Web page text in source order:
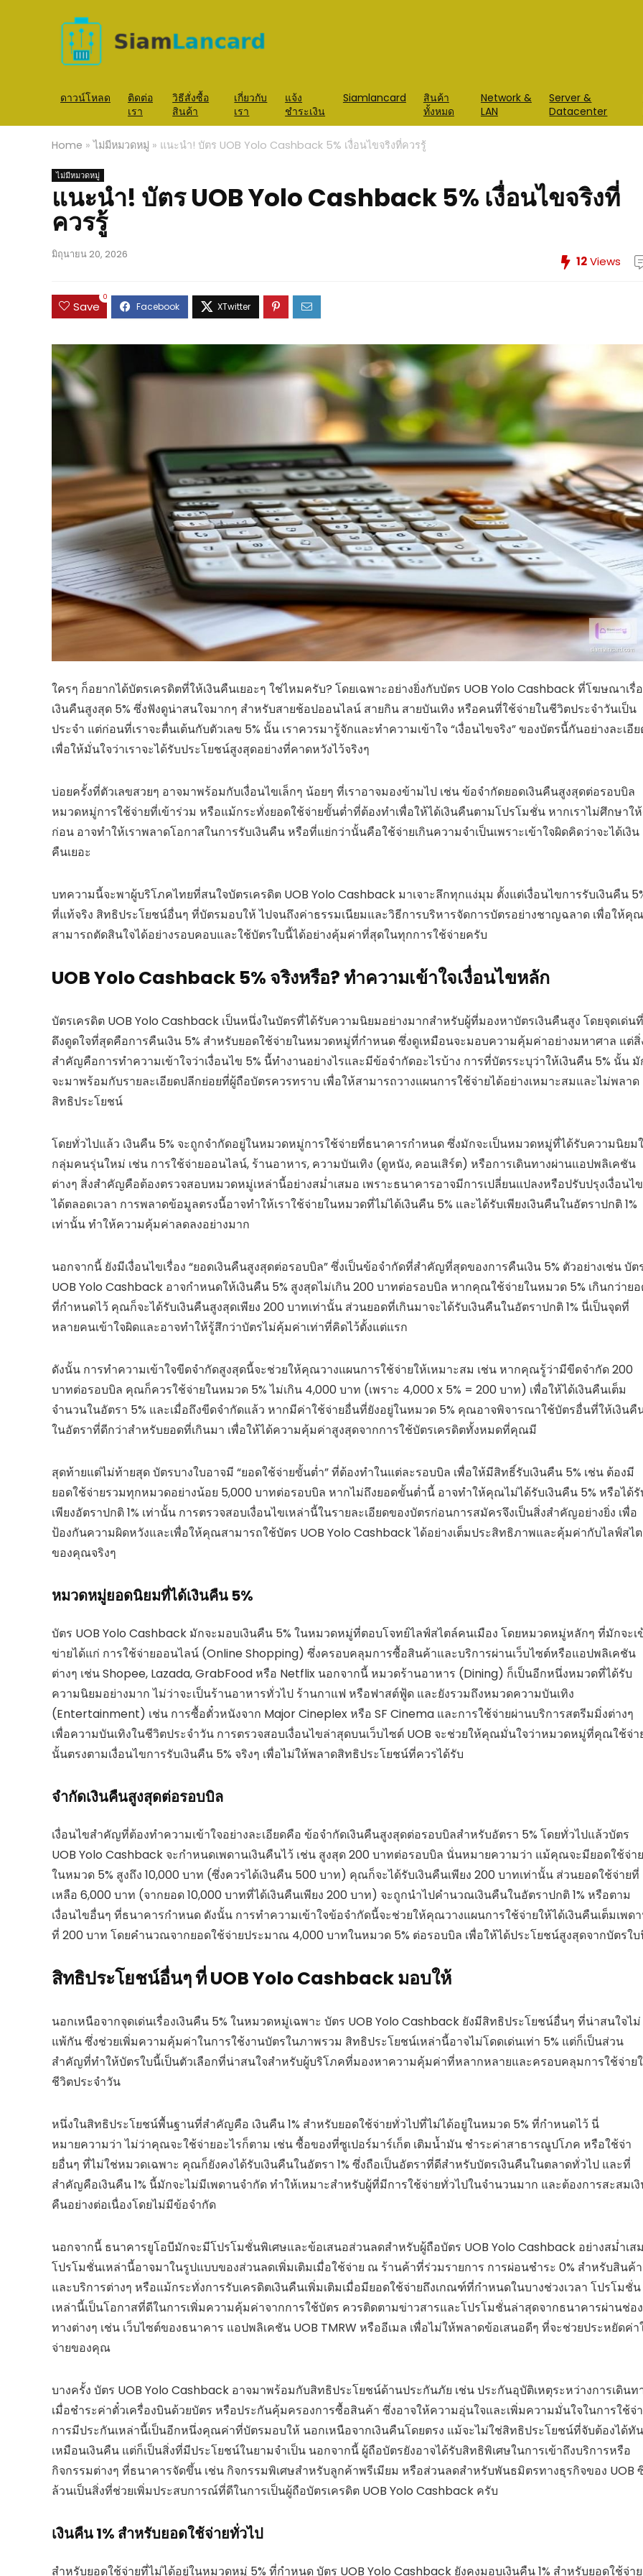
ดาวน์โหลด
ติดต่อ
เรา
วิธีสั่งซื้อ
สินค้า
เกี่ยวกับ
เรา
แจ้ง
ชำระเงิน
Siamlancard
สินค้า
ทั้งหมด
Network &
LAN
Server &
Datacenter
Home »ไม่มีหมวดหมู่ » แนะนำ! บัตร UOB Yolo Cashback 5% เงื่อนไขจริงที่ควรรู้
ไม่มีหมวดหมู่
แนะนำ! บัตร UOB Yolo Cashback 5% เงื่อนไขจริงที่
ควรรู้
มิถุนายน 20, 2026 12Views
Save
0
ใครๆ ก็อยากได้บัตรเครดิตที่ให้เงินคืนเยอะๆ ใช่ไหมครับ? โดยเฉพาะอย่างยิ่งกับบัตร UOB Yolo Cashback ที่โฆษณาเรื่
เงินคืนสูงสุด 5% ซึ่งฟังดูน่าสนใจมากๆ สำหรับสายช้อปออนไลน์ สายกิน สายบันเทิง หรือคนที่ใช้จ่ายในชีวิตประจำวันเป็น
ประจำ แต่ก่อนที่เราจะตื่นเต้นกับตัวเลข 5% นั้น เราควรมารู้จักและทำความเข้าใจ “เงื่อนไขจริง” ของบัตรนี้กันอย่างละเอี
เพื่อให้มั่นใจว่าเราจะได้รับประโยชน์สูงสุดอย่างที่คาดหวังไว้จริงๆ
บ่อยครั้งที่ตัวเลขสวยๆ อาจมาพร้อมกับเงื่อนไขเล็กๆ น้อยๆ ที่เราอาจมองข้ามไป เช่น ข้อจำกัดยอดเงินคืนสูงสุดต่อรอบบิล
หมวดหมู่การใช้จ่ายที่เข้าร่วม หรือแม้กระทั่งยอดใช้จ่ายขั้นต่ำที่ต้องทำเพื่อให้ได้เงินคืนตามโปรโมชั่น หากเราไม่ศึกษาใ
ก่อน อาจทำให้เราพลาดโอกาสในการรับเงินคืน หรือที่แย่กว่านั้นคือใช้จ่ายเกินความจำเป็นเพราะเข้าใจผิดคิดว่าจะได้เงิน
คืนเยอะ
บทความนี้จะพาผู้บริโภคไทยที่สนใจบัตรเครดิต UOB Yolo Cashback มาเจาะลึกทุกแง่มุม ตั้งแต่เงื่อนไขการรับเงินคืน
ที่แท้จริง สิทธิประโยชน์อื่นๆ ที่บัตรมอบให้ ไปจนถึงค่าธรรมเนียมและวิธีการบริหารจัดการบัตรอย่างชาญฉลาด เพื่อให้คุณ
สามารถตัดสินใจได้อย่างรอบคอบและใช้บัตรใบนี้ได้อย่างคุ้มค่าที่สุดในทุกการใช้จ่ายครับ
UOB Yolo Cashback 5% จริงหรือ? ทำความเข้าใจเงื่อนไขหลัก
บัตรเครดิต UOB Yolo Cashback เป็นหนึ่งในบัตรที่ได้รับความนิยมอย่างมากสำหรับผู้ที่มองหาบัตรเงินคืนสูง โดยจุดเด่นที่
ดึงดูดใจที่สุดคือการคืนเงิน 5% สำหรับยอดใช้จ่ายในหมวดหมู่ที่กำหนด ซึ่งดูเหมือนจะมอบความคุ้มค่าอย่างมหาศาล แต่สิ่
สำคัญคือการทำความเข้าใจว่าเงื่อนไข 5% นี้ทำงานอย่างไรและมีข้อจำกัดอะไรบ้าง การที่บัตรระบุว่าให้เงินคืน 5% นั้น มั
จะมาพร้อมกับรายละเอียดปลีกย่อยที่ผู้ถือบัตรควรทราบ เพื่อให้สามารถวางแผนการใช้จ่ายได้อย่างเหมาะสมและไม่พลาด
สิทธิประโยชน์
โดยทั่วไปแล้ว เงินคืน 5% จะถูกจำกัดอยู่ในหมวดหมู่การใช้จ่ายที่ธนาคารกำหนด ซึ่งมักจะเป็นหมวดหมู่ที่ได้รับความนิยม
กลุ่มคนรุ่นใหม่ เช่น การใช้จ่ายออนไลน์, ร้านอาหาร, ความบันเทิง (ดูหนัง, คอนเสิร์ต) หรือการเดินทางผ่านแอปพลิเคชัน
ต่างๆ สิ่งสำคัญคือต้องตรวจสอบหมวดหมู่เหล่านี้อย่างสม่ำเสมอ เพราะธนาคารอาจมีการเปลี่ยนแปลงหรือปรับปรุงเงื่อนไข
ได้ตลอดเวลา การพลาดข้อมูลตรงนี้อาจทำให้เราใช้จ่ายในหมวดที่ไม่ได้เงินคืน 5% และได้รับเพียงเงินคืนในอัตราปกติ 1%
เท่านั้น ทำให้ความคุ้มค่าลดลงอย่างมาก
นอกจากนี้ ยังมีเงื่อนไขเรื่อง “ยอดเงินคืนสูงสุดต่อรอบบิล” ซึ่งเป็นข้อจำกัดที่สำคัญที่สุดของการคืนเงิน 5% ตัวอย่างเช่น บัต
UOB Yolo Cashback อาจกำหนดให้เงินคืน 5% สูงสุดไม่เกิน 200 บาทต่อรอบบิล หากคุณใช้จ่ายในหมวด 5% เกินกว่าย
ที่กำหนดไว้ คุณก็จะได้รับเงินคืนสูงสุดเพียง 200 บาทเท่านั้น ส่วนยอดที่เกินมาจะได้รับเงินคืนในอัตราปกติ 1% นี่เป็นจุดที่
หลายคนเข้าใจผิดและอาจทำให้รู้สึกว่าบัตรไม่คุ้มค่าเท่าที่คิดไว้ตั้งแต่แรก
ดังนั้น การทำความเข้าใจขีดจำกัดสูงสุดนี้จะช่วยให้คุณวางแผนการใช้จ่ายให้เหมาะสม เช่น หากคุณรู้ว่ามีขีดจำกัด 200
บาทต่อรอบบิล คุณก็ควรใช้จ่ายในหมวด 5% ไม่เกิน 4,000 บาท (เพราะ 4,000 x 5% = 200 บาท) เพื่อให้ได้เงินคืนเต็ม
จำนวนในอัตรา 5% และเมื่อถึงขีดจำกัดแล้ว หากมีค่าใช้จ่ายอื่นที่ยังอยู่ในหมวด 5% คุณอาจพิจารณาใช้บัตรอื่นที่ให้เงินคื
ในอัตราที่ดีกว่าสำหรับยอดที่เกินมา เพื่อให้ได้ความคุ้มค่าสูงสุดจากการใช้บัตรเครดิตทั้งหมดที่คุณมี
สุดท้ายแต่ไม่ท้ายสุด บัตรบางใบอาจมี “ยอดใช้จ่ายขั้นต่ำ” ที่ต้องทำในแต่ละรอบบิล เพื่อให้มีสิทธิ์รับเงินคืน 5% เช่น ต้องมี
ยอดใช้จ่ายรวมทุกหมวดอย่างน้อย 5,000 บาทต่อรอบบิล หากไม่ถึงยอดขั้นต่ำนี้ อาจทำให้คุณไม่ได้รับเงินคืน 5% หรือได้รั
เพียงอัตราปกติ 1% เท่านั้น การตรวจสอบเงื่อนไขเหล่านี้ในรายละเอียดของบัตรก่อนการสมัครจึงเป็นสิ่งสำคัญอย่างยิ่ง เพื่อ
ป้องกันความผิดหวังและเพื่อให้คุณสามารถใช้บัตร UOB Yolo Cashback ได้อย่างเต็มประสิทธิภาพและคุ้มค่ากับไลฟ์สไ
ของคุณจริงๆ
หมวดหมู่ยอดนิยมที่ได้เงินคืน 5%
บัตร UOB Yolo Cashback มักจะมอบเงินคืน 5% ในหมวดหมู่ที่ตอบโจทย์ไลฟ์สไตล์คนเมือง โดยหมวดหมู่หลักๆ ที่มักจะเ
ข่ายได้แก่ การใช้จ่ายออนไลน์ (Online Shopping) ซึ่งครอบคลุมการซื้อสินค้าและบริการผ่านเว็บไซต์หรือแอปพลิเคชัน
ต่างๆ เช่น Shopee, Lazada, GrabFood หรือ Netflix นอกจากนี้ หมวดร้านอาหาร (Dining) ก็เป็นอีกหนึ่งหมวดที่ได้รับ
ความนิยมอย่างมาก ไม่ว่าจะเป็นร้านอาหารทั่วไป ร้านกาแฟ หรือฟาสต์ฟู้ด และยังรวมถึงหมวดความบันเทิง
(Entertainment) เช่น การซื้อตั๋วหนังจาก Major Cineplex หรือ SF Cinema และการใช้จ่ายผ่านบริการสตรีมมิ่งต่างๆ
เพื่อความบันเทิงในชีวิตประจำวัน การตรวจสอบเงื่อนไขล่าสุดบนเว็บไซต์ UOB จะช่วยให้คุณมั่นใจว่าหมวดหมู่ที่คุณใช้จ่า
นั้นตรงตามเงื่อนไขการรับเงินคืน 5% จริงๆ เพื่อไม่ให้พลาดสิทธิประโยชน์ที่ควรได้รับ
จำกัดเงินคืนสูงสุดต่อรอบบิล
เงื่อนไขสำคัญที่ต้องทำความเข้าใจอย่างละเอียดคือ ข้อจำกัดเงินคืนสูงสุดต่อรอบบิลสำหรับอัตรา 5% โดยทั่วไปแล้วบัตร
UOB Yolo Cashback จะกำหนดเพดานเงินคืนไว้ เช่น สูงสุด 200 บาทต่อรอบบิล นั่นหมายความว่า แม้คุณจะมียอดใช้จ่าย
ในหมวด 5% สูงถึง 10,000 บาท (ซึ่งควรได้เงินคืน 500 บาท) คุณก็จะได้รับเงินคืนเพียง 200 บาทเท่านั้น ส่วนยอดใช้จ่ายที่
เหลือ 6,000 บาท (จากยอด 10,000 บาทที่ได้เงินคืนเพียง 200 บาท) จะถูกนำไปคำนวณเงินคืนในอัตราปกติ 1% หรือตาม
เงื่อนไขอื่นๆ ที่ธนาคารกำหนด ดังนั้น การทำความเข้าใจข้อจำกัดนี้จะช่วยให้คุณวางแผนการใช้จ่ายให้ได้เงินคืนเต็มเพด
ที่ 200 บาท โดยคำนวณจากยอดใช้จ่ายประมาณ 4,000 บาทในหมวด 5% ต่อรอบบิล เพื่อให้ได้ประโยชน์สูงสุดจากบัตรใ
สิทธิประโยชน์อื่นๆ ที่ UOB Yolo Cashback มอบให้
นอกเหนือจากจุดเด่นเรื่องเงินคืน 5% ในหมวดหมู่เฉพาะ บัตร UOB Yolo Cashback ยังมีสิทธิประโยชน์อื่นๆ ที่น่าสนใจไม่
แพ้กัน ซึ่งช่วยเพิ่มความคุ้มค่าในการใช้งานบัตรในภาพรวม สิทธิประโยชน์เหล่านี้อาจไม่โดดเด่นเท่า 5% แต่ก็เป็นส่วน
สำคัญที่ทำให้บัตรใบนี้เป็นตัวเลือกที่น่าสนใจสำหรับผู้บริโภคที่มองหาความคุ้มค่าที่หลากหลายและครอบคลุมการใช้จ่าย
ชีวิตประจำวัน
หนึ่งในสิทธิประโยชน์พื้นฐานที่สำคัญคือ เงินคืน 1% สำหรับยอดใช้จ่ายทั่วไปที่ไม่ได้อยู่ในหมวด 5% ที่กำหนดไว้ นี่
หมายความว่า ไม่ว่าคุณจะใช้จ่ายอะไรก็ตาม เช่น ซื้อของที่ซูเปอร์มาร์เก็ต เติมน้ำมัน ชำระค่าสาธารณูปโภค หรือใช้จ่า
ยอื่นๆ ที่ไม่ใช่หมวดเฉพาะ คุณก็ยังคงได้รับเงินคืนในอัตรา 1% ซึ่งถือเป็นอัตราที่ดีสำหรับบัตรเงินคืนในตลาดทั่วไป และที่
สำคัญคือเงินคืน 1% นี้มักจะไม่มีเพดานจำกัด ทำให้เหมาะสำหรับผู้ที่มีการใช้จ่ายทั่วไปในจำนวนมาก และต้องการสะสมเ
คืนอย่างต่อเนื่องโดยไม่มีข้อจำกัด
นอกจากนี้ ธนาคารยูโอบีมักจะมีโปรโมชั่นพิเศษและข้อเสนอส่วนลดสำหรับผู้ถือบัตร UOB Yolo Cashback อย่างสม่ำเส
โปรโมชั่นเหล่านี้อาจมาในรูปแบบของส่วนลดเพิ่มเติมเมื่อใช้จ่าย ณ ร้านค้าที่ร่วมรายการ การผ่อนชำระ 0% สำหรับสินค้า
และบริการต่างๆ หรือแม้กระทั่งการรับเครดิตเงินคืนเพิ่มเติมเมื่อมียอดใช้จ่ายถึงเกณฑ์ที่กำหนดในบางช่วงเวลา โปรโมชั่น
เหล่านี้เป็นโอกาสที่ดีในการเพิ่มความคุ้มค่าจากการใช้บัตร ควรติดตามข่าวสารและโปรโมชั่นล่าสุดจากธนาคารผ่านช่อง
ทางต่างๆ เช่น เว็บไซต์ของธนาคาร แอปพลิเคชัน UOB TMRW หรืออีเมล เพื่อไม่ให้พลาดข้อเสนอดีๆ ที่จะช่วยประหยัดค่า
จ่ายของคุณ
บางครั้ง บัตร UOB Yolo Cashback อาจมาพร้อมกับสิทธิประโยชน์ด้านประกันภัย เช่น ประกันอุบัติเหตุระหว่างการเดินท
เมื่อชำระค่าตั๋วเครื่องบินด้วยบัตร หรือประกันคุ้มครองการซื้อสินค้า ซึ่งอาจให้ความอุ่นใจและเพิ่มความมั่นใจในการใช้จ่
การมีประกันเหล่านี้เป็นอีกหนึ่งคุณค่าที่บัตรมอบให้ นอกเหนือจากเงินคืนโดยตรง แม้จะไม่ใช่สิทธิประโยชน์ที่จับต้องได้ทั
เหมือนเงินคืน แต่ก็เป็นสิ่งที่มีประโยชน์ในยามจำเป็น นอกจากนี้ ผู้ถือบัตรยังอาจได้รับสิทธิพิเศษในการเข้าถึงบริการหรือ
กิจกรรมต่างๆ ที่ธนาคารจัดขึ้น เช่น กิจกรรมพิเศษสำหรับลูกค้าพรีเมียม หรือส่วนลดสำหรับพันธมิตรทางธุรกิจของ UOB
ล้วนเป็นสิ่งที่ช่วยเพิ่มประสบการณ์ที่ดีในการเป็นผู้ถือบัตรเครดิต UOB Yolo Cashback ครับ
เงินคืน 1% สำหรับยอดใช้จ่ายทั่วไป
สำหรับยอดใช้จ่ายที่ไม่ได้อยู่ในหมวดหมู่ 5% ที่กำหนด บัตร UOB Yolo Cashback ยังคงมอบเงินคืน 1% สำหรับยอดใช้จ่าย